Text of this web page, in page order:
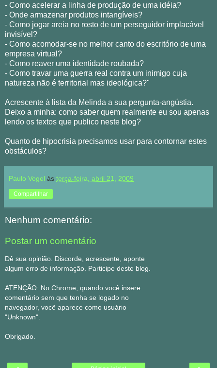
- Como acelerar a linha de produção de uma idéia?
- Onde armazenar produtos intangíveis?
- Como jogar areia no rosto de um perseguidor implacável
invisível?
- Como acomodar-se no melhor canto do escritório de uma
empresa virtual?
- Como reaver uma identidade roubada?
- Como travar uma guerra real contra um inimigo cuja
natureza não é territorial mas ideológica?"
Acrescente à lista da Melinda a sua pergunta-angústia.
Deixo a minha: como saber quem realmente eu sou apenas
lendo os textos que publico neste blog?
Quanto de hipocrisia precisamos usar para contornar estes
obstáculos?
Paulo Vogel às terça-feira, abril 21, 2009
Compartilhar
Nenhum comentário:
Postar um comentário
Dê sua opinião. Discorde, acrescente, aponte
algum erro de informação. Participe deste blog.
ATENÇÃO: No Chrome, quando você insere
comentário sem que tenha se logado no
navegador, você aparece como usuário
"Unknown".
Obrigado.